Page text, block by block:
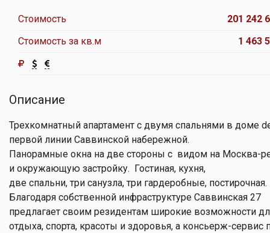
Стоимость
201 242
Стоимость за кв.м
1 463
Описание
Трехкомнатный апартамент с двумя спальнями в доме
первой линии Саввинской набережной.
Панорамные окна на две стороны с видом на Москва-
и окружающую застройку. Гостиная, кухня,
две спальни, три санузла, три гардеробные, постирочная.
Благодаря собственной инфраструктуре Саввинская 27
предлагает своим резидентам широкие возможности
отдыха, спорта, красоты и здоровья, а консьерж-сервис